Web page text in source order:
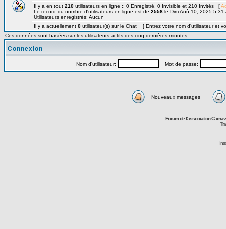
Il y a en tout 210 utilisateurs en ligne :: 0 Enregistré, 0 Invisible et 210 Invités [
Le record du nombre d'utilisateurs en ligne est de 2558 le Dim Aoû 10, 2025 5:31
Utilisateurs enregistrés: Aucun
Il y a actuellement 0 utilisateur(s) sur le Chat [ Entrez votre nom d'utilisateur et
Ces données sont basées sur les utilisateurs actifs des cinq dernières minutes
Connexion
Nom d'utilisateur: Mot de passe:
Nouveaux messages
Forum de l'association